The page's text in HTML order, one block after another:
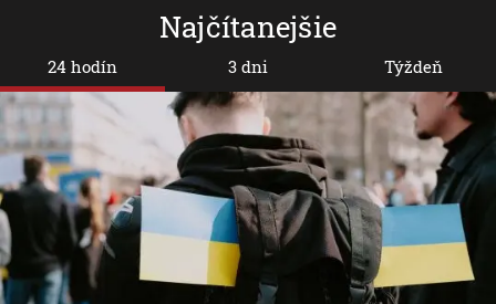
Najčítanejšie
24 hodín 3 dni Týždeň